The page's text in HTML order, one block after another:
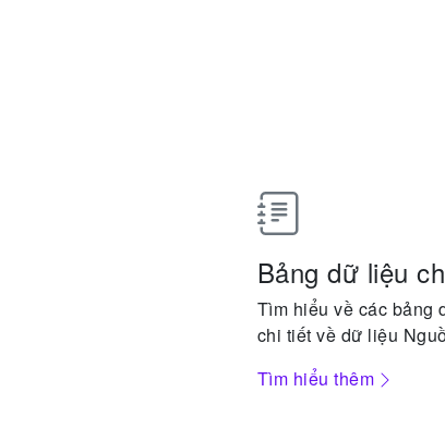
Bảng dữ liệu
Tìm hiểu về các bảng
chi tiết về dữ liệu
Tìm hiểu thêm